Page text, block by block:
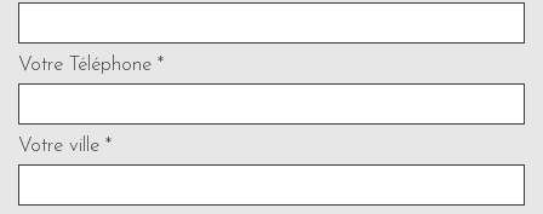
Votre Téléphone *
Votre ville *